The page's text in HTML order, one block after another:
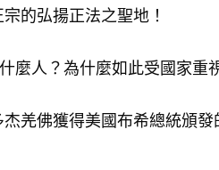
的弘揚正法之聖地！
麼人？為什麼如此受國家重
杰羌佛獲得美國布希總統頒